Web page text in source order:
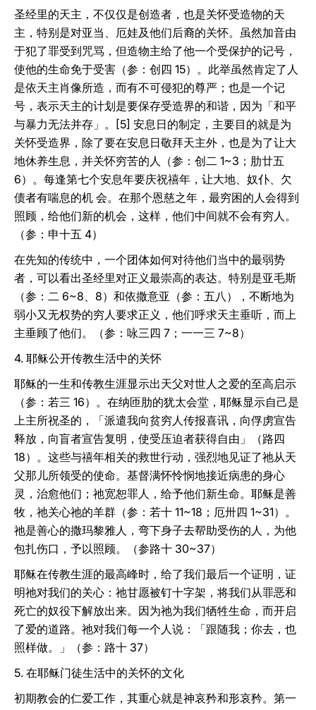
圣经里的天主，不仅仅是创造者，也是关怀受造物的天
主，特别是对亚当、厄娃及他们后裔的关怀。虽然加音由
于犯了罪受到咒骂，但造物主给了他一个受保护的记号，
使他的生命免于受害（参：创四 15）。此举虽然肯定了人
是依天主肖像所造，而有不可侵犯的尊严；也是一个记
号，表示天主的计划是要保存受造界的和谐，因为「和平
与暴力无法并存」。[5] 安息日的制定，主要目的就是为
关怀受造界，除了要在安息日敬拜天主外，也是为了让大
地休养生息，并关怀穷苦的人（参：创二 1~3；肋廿五
6）。每逢第七个安息年要庆祝禧年，让大地、奴仆、欠
债者有喘息的机 会。在那个恩慈之年，最穷困的人会得到
照顾，给他们新的机会，这样，他们中间就不会有穷人。
（参：申十五 4）
在先知的传统中，一个团体如何对待他们当中的最弱势
者，可以看出圣经里对正义最崇高的表达。特别是亚毛斯
（参：二 6~8、8）和依撒意亚（参：五八），不断地为
弱小又无权势的穷人要求正义，他们呼求天主垂听，而上
主垂顾了他们。（参：咏三四 7；一一三 7~8）
4. 耶稣公开传教生活中的关怀
耶稣的一生和传教生涯显示出天父对世人之爱的至高启示
（参：若三 16）。在纳匝肋的犹太会堂，耶稣显示自己是
上主所祝圣的，「派遣我向贫穷人传报喜讯，向俘虏宣告
释放，向盲者宣告复明，使受压迫者获得自由」（路四
18）。这些与禧年相关的救世行动，强烈地见证了祂从天
父那儿所领受的使命。基督满怀怜悯地接近病患的身心
灵，治愈他们；祂宽恕罪人，给予他们新生命。耶稣是善
牧，祂关心祂的羊群（参：若十 11~18；厄卅四 1~31）。
祂是善心的撒玛黎雅人，弯下身子去帮助受伤的人，为他
包扎伤口，予以照顾。（参路十 30~37）
耶稣在传教生涯的最高峰时，给了我们最后一个证明，证
明祂对我们的关心：祂甘愿被钉十字架，将我们从罪恶和
死亡的奴役下解放出来。因为祂为我们牺牲生命，而开启
了爱的道路。祂对我们每一个人说：「跟随我；你去，也
照样做。」（参：路十 37）
5. 在耶稣门徒生活中的关怀的文化
初期教会的仁爱工作，其重心就是神哀矜和形哀矜。第一